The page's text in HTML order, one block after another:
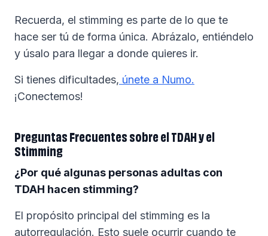
Recuerda, el stimming es parte de lo que te
hace ser tú de forma única. Abrázalo, entiéndelo
y úsalo para llegar a donde quieres ir.
Si tienes dificultades, únete a Numo.
¡Conectemos!
Preguntas Frecuentes sobre el TDAH y el
Stimming
¿Por qué algunas personas adultas con
TDAH hacen stimming?
El propósito principal del stimming es la
autorregulación. Esto suele ocurrir cuando te